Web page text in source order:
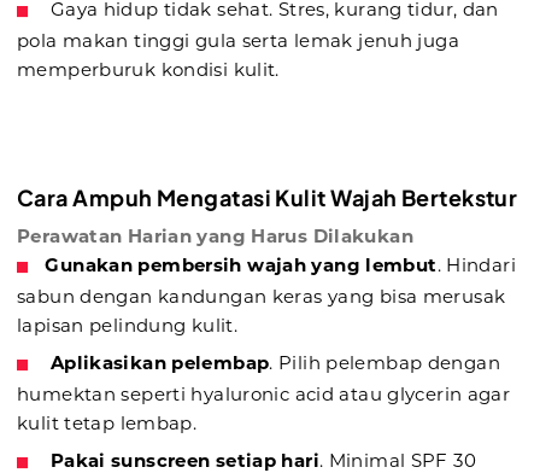
Gaya hidup tidak sehat. Stres, kurang tidur, dan
pola makan tinggi gula serta lemak jenuh juga
memperburuk kondisi kulit.
Cara Ampuh Mengatasi Kulit Wajah Bertekstur
Perawatan Harian yang Harus Dilakukan
Gunakan pembersih wajah yang lembut. Hindari
sabun dengan kandungan keras yang bisa merusak
lapisan pelindung kulit.
Aplikasikan pelembap. Pilih pelembap dengan
humektan seperti hyaluronic acid atau glycerin agar
kulit tetap lembap.
Pakai sunscreen setiap hari. Minimal SPF 30